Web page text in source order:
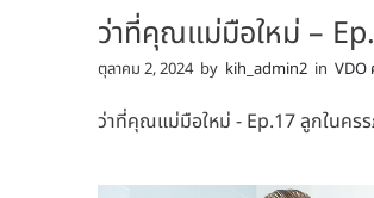
ว่าที่คุณแม่มือใหม่ –
ตุลาคม 2, 2024 by kih_admin2 in VDO
ว่าที่คุณแม่มือใหม่ - Ep.17 ลูกในค